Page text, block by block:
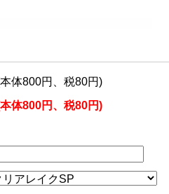
体800円、税80円)
体800円、税80円)